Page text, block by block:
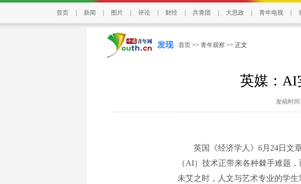
首页 新闻 图片 评论 财经 共青团 大思政 青年电视
发现 首页 >> 青年观察 >> 正文
英媒：AI
发稿时间
英国《经济学人》6月24日文章
（AI）技术正带来各种棘手难题
未艾之时，人文与艺术专业的学